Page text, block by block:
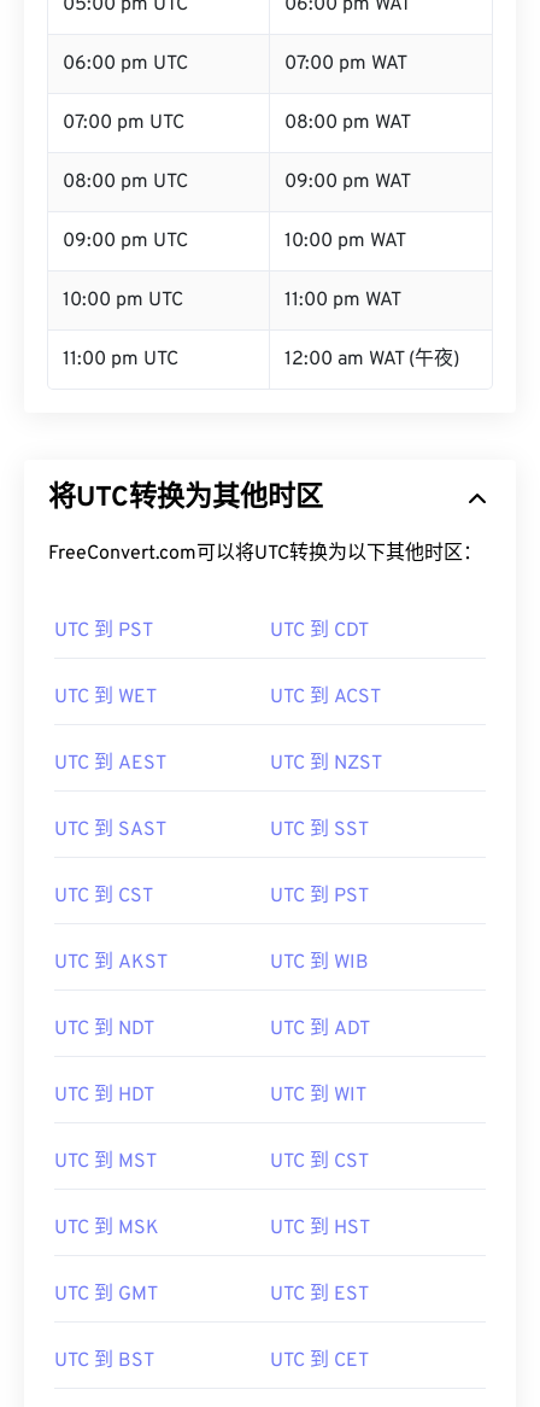
05:00 pm UTC 06:00 pm WAT
06:00 pm UTC 07:00 pm WAT
07:00 pm UTC 08:00 pm WAT
08:00 pm UTC 09:00 pm WAT
09:00 pm UTC 10:00 pm WAT
10:00 pm UTC 11:00 pm WAT
11:00 pm UTC 12:00 am WAT (午夜)
将UTC转换为其他时区
FreeConvert.com可以将UTC转换为以下其他时区：
UTC 到 PST UTC 到 CDT
UTC 到 WET UTC 到 ACST
UTC 到 AEST UTC 到 NZST
UTC 到 SAST UTC 到 SST
UTC 到 CST UTC 到 PST
UTC 到 AKST UTC 到 WIB
UTC 到 NDT UTC 到 ADT
UTC 到 HDT UTC 到 WIT
UTC 到 MST UTC 到 CST
UTC 到 MSK UTC 到 HST
UTC 到 GMT UTC 到 EST
UTC 到 BST UTC 到 CET